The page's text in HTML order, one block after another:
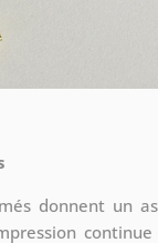
donnent un